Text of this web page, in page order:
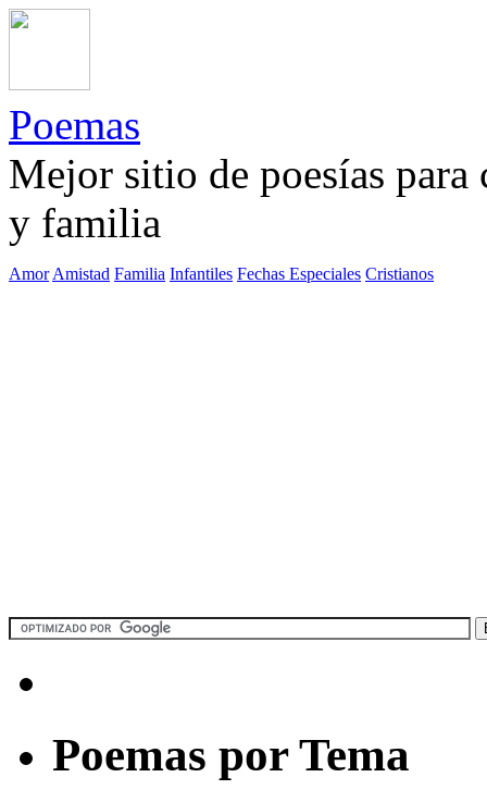
Poemas
Mejor sitio de poesías
y familia
Amor Amistad Familia Infantiles Fechas Especiales Cristianos
Poemas por Tema